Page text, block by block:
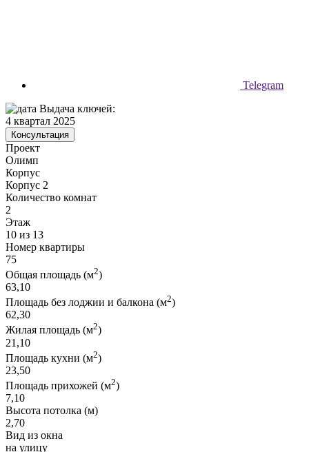
Telegram
Выдача ключей:
4 квартал 2025
Консультация
Проект
Олимп
Корпус
Корпус 2
Количество комнат
2
Этаж
10 из 13
Номер квартиры
75
Общая площадь (м2)
63,10
Площадь без лоджии и балкона (м2)
62,30
Жилая площадь (м2)
21,10
Площадь кухни (м2)
23,50
Площадь прихожей (м2)
7,10
Высота потолка (м)
2,70
Вид из окна
на улицу